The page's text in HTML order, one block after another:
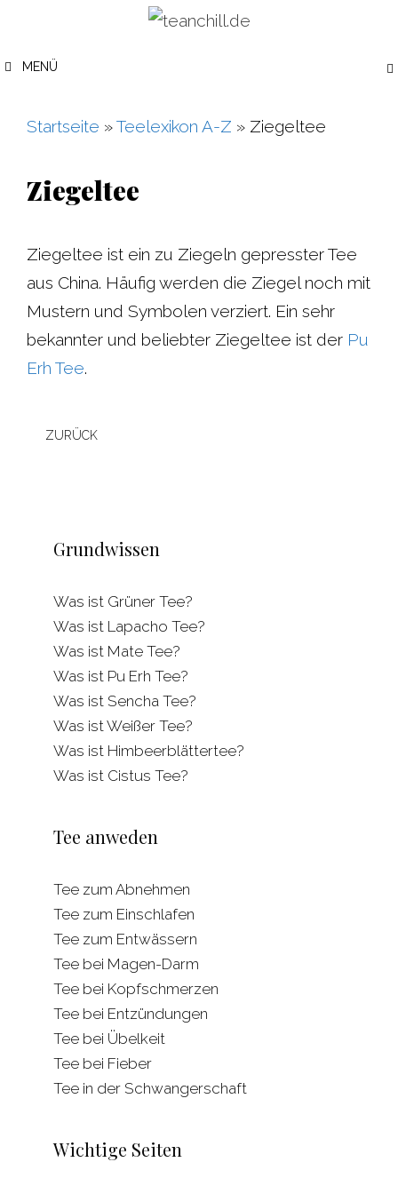
springen
MENÜ
Startseite »Teelexikon A-Z » Ziegeltee
Ziegeltee
Ziegeltee ist ein zu Ziegeln gepresster Tee
aus China. Häufig werden die Ziegel noch mit
Mustern und Symbolen verziert. Ein sehr
bekannter und beliebter Ziegeltee ist der Pu
Erh Tee.
ZURÜCK
Grundwissen
Was ist Grüner Tee?
Was ist Lapacho Tee?
Was ist Mate Tee?
Was ist Pu Erh Tee?
Was ist Sencha Tee?
Was ist Weißer Tee?
Was ist Himbeerblättertee?
Was ist Cistus Tee?
Tee anweden
Tee zum Abnehmen
Tee zum Einschlafen
Tee zum Entwässern
Tee bei Magen-Darm
Tee bei Kopfschmerzen
Tee bei Entzündungen
Tee bei Übelkeit
Tee bei Fieber
Tee in der Schwangerschaft
Wichtige Seiten